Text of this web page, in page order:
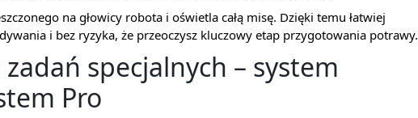
na głowicy robota i oświetla całą misę. Dzięki temu łatwiej
i bez ryzyka, że przeoczysz kluczowy etap przygotowania potrawy.
specjalnych – system
Pro